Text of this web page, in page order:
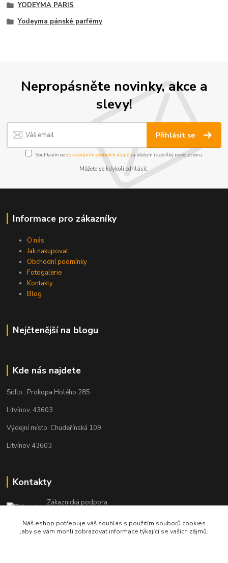
YODEYMA PARIS
Yodeyma pánské parfémy
Nepropásněte novinky, akce a
slevy!
Přihlásit se
Souhlasím se zpracováním osobních údajůza účelem rozesílky newsletteru.
Můžete se kdykoli odhlásit.
Informace pro zákazníky
O nás
Jak nakupovat
Obchodní podmínky
Fotogalerie
Kontakty
Blog
Nejčtenější na blogu
Kde nás najdete
Sídlo : Prokopa Holého 285
Litvínov, 43603
Výdejní místo: Chudeřínská 109
Litvínov 43603
Kontakty
Zákaznická podpora
(Po-Pá, 8-16 hod.)
Náš eshop potřebuje váš souhlas s použitím souborů cookies
,aby se vám mohli zobrazovat informace týkající se vašich zájmů.